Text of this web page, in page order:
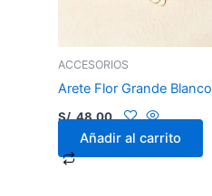
ACCESORIOS
Arete Flor Grande Blanco
S/.48.00
Añadir al carrito